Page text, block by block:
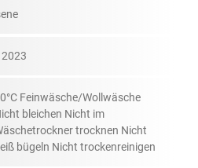
Feinwäsche/Wollwäsche
bleichen Nicht im
trocknen Nicht
bügeln Nicht trockenreinigen